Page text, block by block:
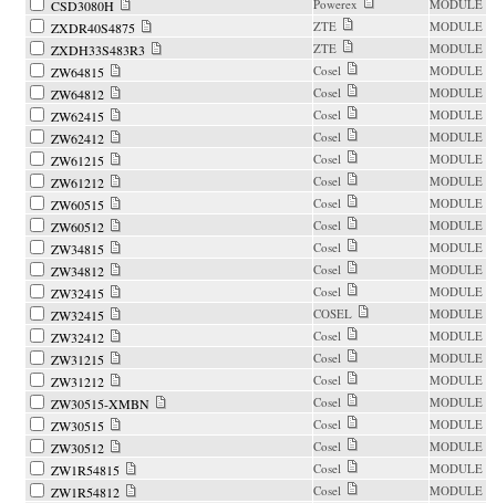
CSD3080H Powerex MODULE
ZXDR40S4875 ZTE MODULE
ZXDH33S483R3 ZTE MODULE
ZW64815 Cosel MODULE
ZW64812 Cosel MODULE
ZW62415 Cosel MODULE
ZW62412 Cosel MODULE
ZW61215 Cosel MODULE
ZW61212 Cosel MODULE
ZW60515 Cosel MODULE
ZW60512 Cosel MODULE
ZW34815 Cosel MODULE
ZW34812 Cosel MODULE
ZW32415 Cosel MODULE
ZW32415 COSEL MODULE
ZW32412 Cosel MODULE
ZW31215 Cosel MODULE
ZW31212 Cosel MODULE
ZW30515-XMBN Cosel MODULE
ZW30515 Cosel MODULE
ZW30512 Cosel MODULE
ZW1R54815 Cosel MODULE
ZW1R54812 Cosel MODULE